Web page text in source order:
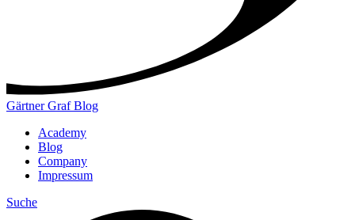
Gärtner Graf Blog
Academy
Blog
Company
Impressum
Suche